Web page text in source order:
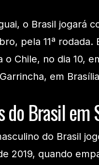
o Brasil jogará
pela 11ª
Chile, no dia 10,
em
do Brasil em
do Brasil
2019, quando